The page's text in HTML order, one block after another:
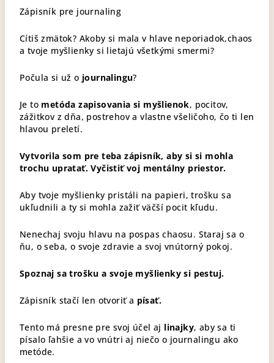
Zápisník pre journaling
Cítiš zmätok? Akoby si mala v hlave neporiadok,chaos
a tvoje myšlienky si lietajú všetkými smermi?
Počula si už o journalingu?
Je to metóda zapisovania si myšlienok, pocitov,
zážitkov z dňa, postrehov a vlastne všeličoho, čo ti len
hlavou preletí.
Vytvorila som pre teba zápisník, aby si si mohla
trochu upratať. Vyčistiť voj mentálny priestor.
Aby tvoje myšlienky pristáli na papieri, trošku sa
ukľudnili a ty si mohla zažiť väčší pocit kľudu.
Nenechaj svoju hlavu na pospas chaosu. Staraj sa o
ňu, o seba, o svoje zdravie a svoj vnútorný pokoj.
Spoznaj sa trošku a svoje myšlienky si pestuj.
Zápisník stačí len otvoriť a písať.
Tento má presne pre svoj účel aj linajky, aby sa ti
písalo ľahšie a vo vnútri aj niečo o journalingu ako
metóde.